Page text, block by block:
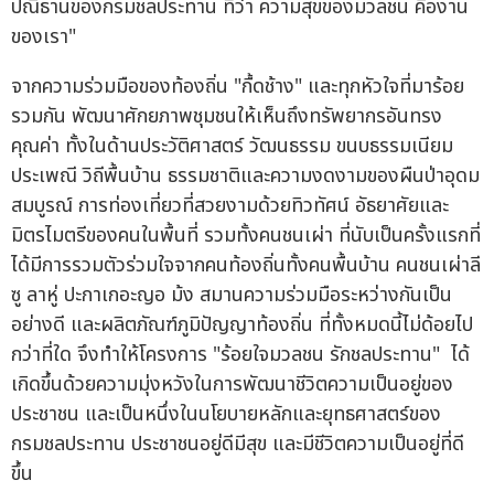
ปณิธานของกรมชลประทาน ที่ว่า ความสุขของมวลชน คืองาน
ของเรา"
จากความร่วมมือของท้องถิ่น "กื้ดช้าง" และทุกหัวใจที่มาร้อย
รวมกัน พัฒนาศักยภาพชุมชนให้เห็นถึงทรัพยากรอันทรง
คุณค่า ทั้งในด้านประวัติศาสตร์ วัฒนธรรม ขนบธรรมเนียม
ประเพณี วิถีพื้นบ้าน ธรรมชาติและความงดงามของผืนป่าอุดม
สมบูรณ์ การท่องเที่ยวที่สวยงามด้วยทิวทัศน์ อัธยาศัยและ
มิตรไมตรีของคนในพื้นที่ รวมทั้งคนชนเผ่า ที่นับเป็นครั้งแรกที่
ได้มีการรวมตัวร่วมใจจากคนท้องถิ่นทั้งคนพื้นบ้าน คนชนเผ่าลี
ซู ลาหู่ ปะกาเกอะญอ ม้ง สมานความร่วมมือระหว่างกันเป็น
อย่างดี และผลิตภัณฑ์ภูมิปัญญาท้องถิ่น ที่ทั้งหมดนี้ไม่ด้อยไป
กว่าที่ใด จึงทำให้โครงการ "ร้อยใจมวลชน รักชลประทาน" ได้
เกิดขึ้นด้วยความมุ่งหวังในการพัฒนาชีวิตความเป็นอยู่ของ
ประชาชน และเป็นหนึ่งในนโยบายหลักและยุทธศาสตร์ของ
กรมชลประทาน ประชาชนอยู่ดีมีสุข และมีชีวิตความเป็นอยู่ที่ดี
ขึ้น